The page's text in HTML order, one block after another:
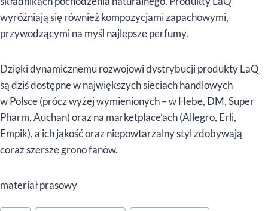
wyróżniają się również kompozycjami zapachowymi,
przywodzącymi na myśl najlepsze perfumy.
Dzięki dynamicznemu rozwojowi dystrybucji produkty LaQ
są dziś dostępne w największych sieciach handlowych
w Polsce (prócz wyżej wymienionych – w Hebe, DM, Super
Pharm, Auchan) oraz na marketplace’ach (Allegro, Erli,
Empik), a ich jakość oraz niepowtarzalny styl zdobywają
coraz szersze grono fanów.
materiał prasowy